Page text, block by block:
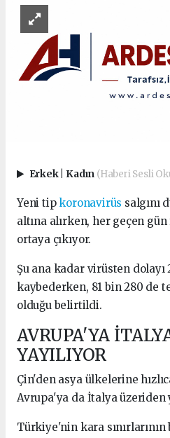
Erkek Kadın (Haberi Sesli
Yeni tip koronavirüs salgını
altına alırken, her geçen
ortaya çıkıyor.
Şu ana kadar virüsten dolayı
kaybederken, 81 bin 280 de
olduğu belirtildi.
AVRUPA'YA
YAYILIYOR
Çin'den asya ülkelerine
Avrupa'ya da İtalya üzeriden
Türkiye'nin kara